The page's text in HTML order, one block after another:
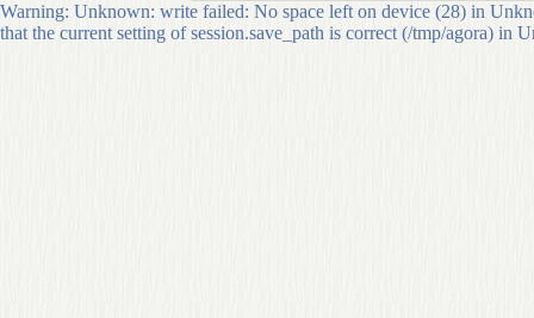
Warning: Unknown: write failed: No space left on device (28) in
that the current setting of session.save_path is correct (/tmp/agora) in